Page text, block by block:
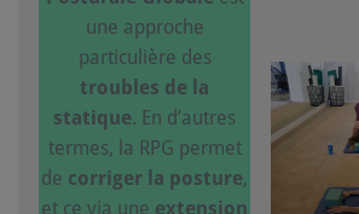
une approche
particulière des
troubles de la
statique. En d’autres
termes, la RPG permet
de corriger la posture,
et ce via une extension